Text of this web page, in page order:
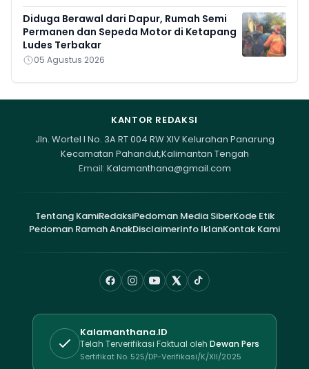
Diduga Berawal dari Dapur, Rumah Semi
Permanen dan Sepeda Motor di Ketapang
Ludes Terbakar
05 Agustus 2026
KANTOR REDAKSI
Jln. Wortel I No. 3A RT 004 RW XIV Kelurahan Panarung
Kecamatan Pahandut,Kalimantan Tengah
Email: Kalamanthana@gmail.com
Tentang KamiRedaksiPedoman Media SiberKode Etik
Pedoman Ramah AnakDisclaimerInfo IklanKontak Kami
Kalamanthana.ID
Telah Terverifikasi Faktual oleh Dewan Pers
Sertifikat No. 525/DP-Verifikasi/K/XII/2025